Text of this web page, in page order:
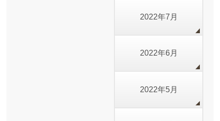
2022年7月
2022年6月
2022年5月